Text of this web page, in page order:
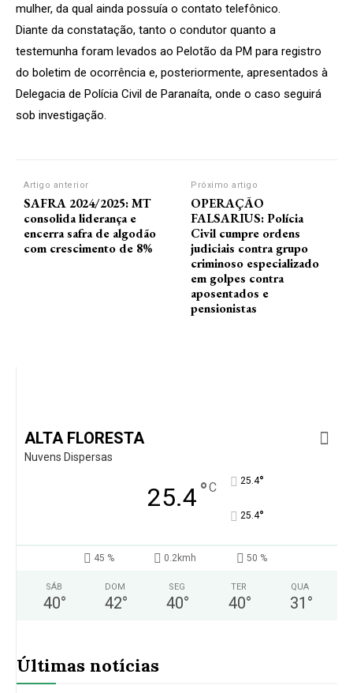
mulher, da qual ainda possuía o contato telefônico.
Diante da constatação, tanto o condutor quanto a
testemunha foram levados ao Pelotão da PM para registro
do boletim de ocorrência e, posteriormente, apresentados à
Delegacia de Polícia Civil de Paranaíta, onde o caso seguirá
sob investigação.
Artigo anterior
SAFRA 2024/2025: MT
consolida liderança e
encerra safra de algodão
com crescimento de 8%
Próximo artigo
OPERAÇÃO
FALSARIUS: Polícia
Civil cumpre ordens
judiciais contra grupo
criminoso especializado
em golpes contra
aposentados e
pensionistas
ALTA FLORESTA
Nuvens Dispersas
25.4°C 25.4°
25.4°
45 % 0.2kmh 50 %
SÁB
40°
DOM
42°
SEG
40°
TER
40°
QUA
31 °
Últimas notícias